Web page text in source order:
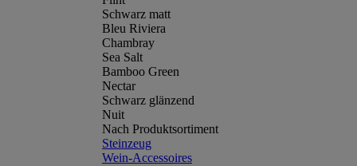
Schwarz matt
Bleu Riviera
Chambray
Sea Salt
Bamboo Green
Nectar
Schwarz glänzend
Nuit
Nach Produktsortiment
Steinzeug
Wein-Accessoires